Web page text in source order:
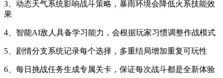
3、动态天气系统影响战斗策略，暴雨环境会降低火系技能效
果
4、智能AI敌人具备学习能力，会根据玩家习惯调整作战模式
5、剧情分支系统记录每个选择，多重结局增加重复可玩性
6、每日挑战任务生成专属关卡，保证每次战斗都是全新体验